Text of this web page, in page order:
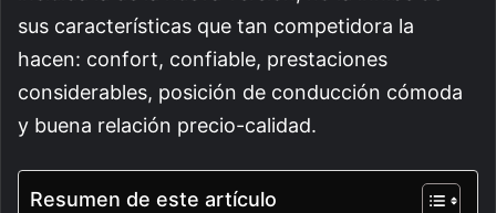
sus características que tan competidora la
hacen: confort, confiable, prestaciones
considerables, posición de conducción cómoda
y buena relación precio-calidad.
Resumen de este artículo